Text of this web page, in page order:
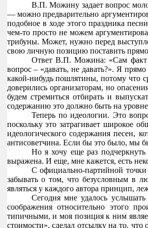
В.П. Можину задает вопрос
— можно предварительно
подобное в ходе этого праздника
чем-то просто не можем
трибуны. Может, нужно перед
свою личную позицию поставить
Ответ В.П. Можина: «Сам факт
вопрос – «давать, не давать?». Я
какой-нибудь пошлятины, потому что
доверились организаторам, но
будем стремиться отбирать и
содержанию это должно быть на
Теперь по идеологии. Это
поскольку это затрагивает широкое
идеологического содержания
антисоветчина. Если бы это было, мы
Но я хочу еще раз подчеркнуть
выражена. И еще, мне кажется, есть
С официально-партийной
забывать о том, что безусловным в
являться у каждого автора принцип,
Сегодня мне удалось
соображения относительно этого
типичными, и моя позиция к ним
стоимости», сделал отсылку на то,